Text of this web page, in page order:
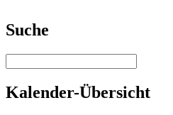
Suche
Kalender-Übersicht